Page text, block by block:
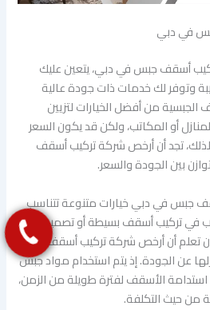
في دبي
أسقف جبس في دبي، يتعين عليك
وتوفر لك خدمات ذات جودة عالية
الجبسية من أفضل الخيارات لتزيين
أو المكاتب، ولكن قد يكون السعر
لذلك، تجد أن أرخص شركة تركيب أسقف
بين الجودة والسعر.
جبس في دبي خيارات متنوعة تتناسب
في تركيب أسقف بسيطة أو تصميمات
تعلم أن أرخص شركة تركيب أسقف جبس
عن الجودة. إذ يتم استخدام مواد جبس
الأسقف لفترة طويلة من الزمن،
من حيث التكلفة.